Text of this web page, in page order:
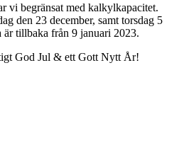
vi begränsat med kalkylkapacitet.
den 23 december, samt torsdag 5
tillbaka från 9 januari 2023.
God Jul & ett Gott Nytt År!